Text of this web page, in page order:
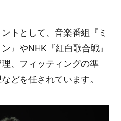
トとして、音楽番組『ミ
』やNHK『紅白歌合戦』
、フィッティングの準
どを任されています。